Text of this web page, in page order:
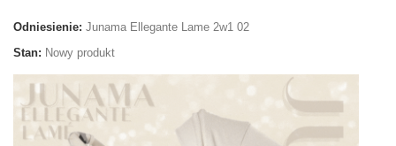
Odniesienie: Junama Ellegante Lame 2w1 02
Stan: Nowy produkt